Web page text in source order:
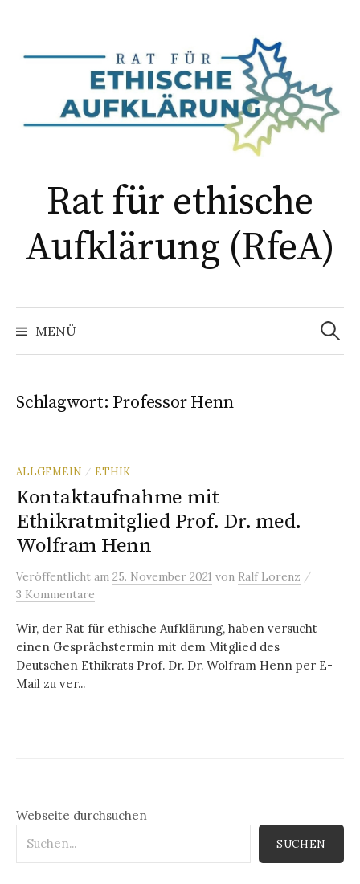
Inhalt
Rat für ethische
Aufklärung (RfeA)
MENÜ
Suchen
nach:
Schlagwort: Professor Henn
ALLGEMEIN / ETHIK
Kontaktaufnahme mit
Ethikratmitglied Prof. Dr. med.
Wolfram Henn
Veröffentlicht am 25. November 2021 von Ralf Lorenz /
3 Kommentare
Wir, der Rat für ethische Aufklärung, haben versucht
einen Gesprächstermin mit dem Mitglied des
Deutschen Ethikrats Prof. Dr. Dr. Wolfram Henn per E-
Mail zu ver...
Webseite durchsuchen
SUCHEN